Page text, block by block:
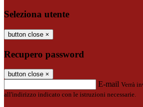
Seleziona utente
button close ×
Recupero password
button close ×
E-mail Verrà
all'indirizzo indicato con le istruzioni necessarie.